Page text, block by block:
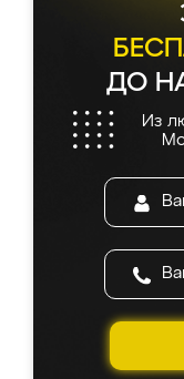
ДО
Из